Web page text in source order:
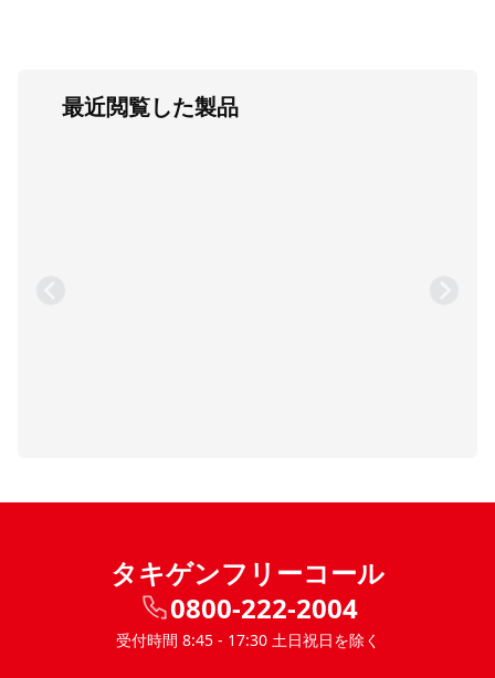
最近閲覧した製品
タキゲンフリーコール
0800-222-2004
受付時間 8:45 - 17:30 土日祝日を除く